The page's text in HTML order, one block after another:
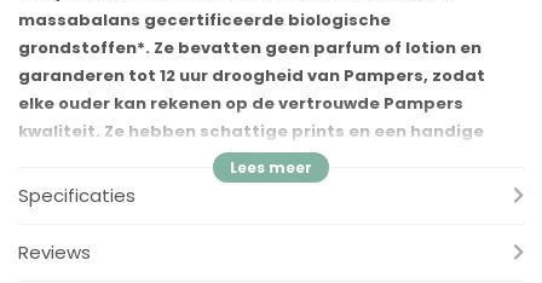
massabalans gecertificeerde biologische
grondstoffen*. Ze bevatten geen parfum of lotion en
garanderen tot 12 uur droogheid van Pampers, zodat
elke ouder kan rekenen op de vertrouwde Pampers
kwaliteit. Ze hebben schattige prints en een handige
Pampers urine-indicator: jij en je baby zullen er dol op
zijn. Pampers Harmonie luiers worden gemaakt met
verantwoord geproduceerde cellulose en zijn
gecertificeerd door het onafhankelijk label Standard 100
Specificaties
Reviews